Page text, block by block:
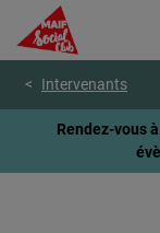
contenu
page
Intervenants
Rendez-vous